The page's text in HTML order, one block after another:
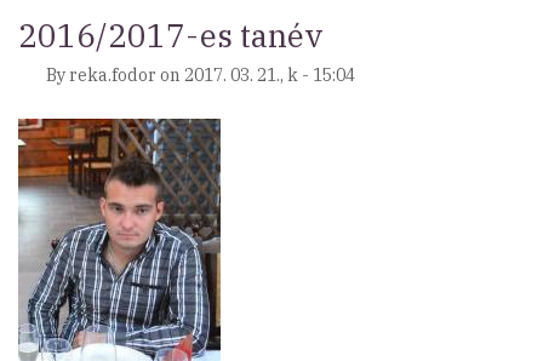
megerősítése,
aktivizálása)
2016/2017-es tanév
Byreka.fodor on 2017. 03. 21., k - 15:04